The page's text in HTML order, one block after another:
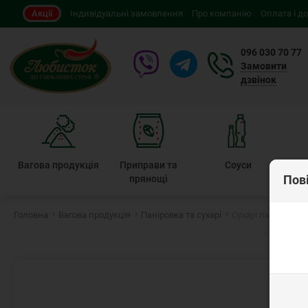
Акції Індивідуальні замовлення Про компанію Оплата і
096 030 70 77
Замовити
дзвінок
Вагова продукція
Приправи та
прянощі
Соуси